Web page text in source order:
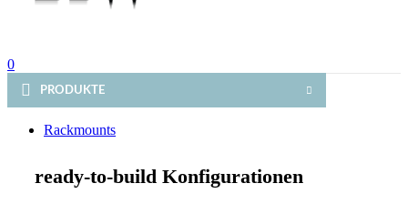
0
PRODUKTE
Rackmounts
ready-to-build Konfigurationen